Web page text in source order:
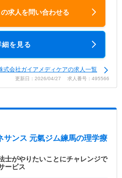
の求人を問い合わせる
細を見る
式会社ガイアメディケアの求人一覧
更新日：2026/04/27 求人番号：495566
サンス 元氣ジム練馬の理学療
士がやりたいことにチャレンジで
ービス